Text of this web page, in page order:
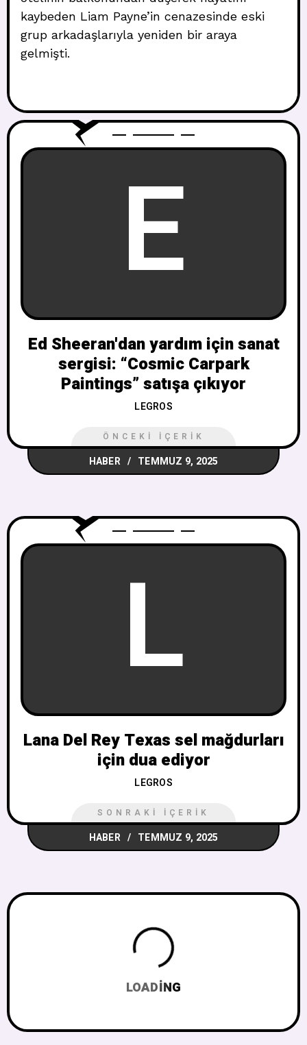
kaybeden Liam Payne’in cenazesinde eski
grup arkadaşlarıyla yeniden bir araya
gelmişti.
E
Ed Sheeran'dan yardım için sanat
sergisi: “Cosmic Carpark
Paintings” satışa çıkıyor
LEGROS
ÖNCEKI İÇERIK
HABER TEMMUZ 9, 2025
L
Lana Del Rey Texas sel mağdurları
için dua ediyor
LEGROS
SONRAKI İÇERIK
HABER TEMMUZ 9, 2025
LOADING